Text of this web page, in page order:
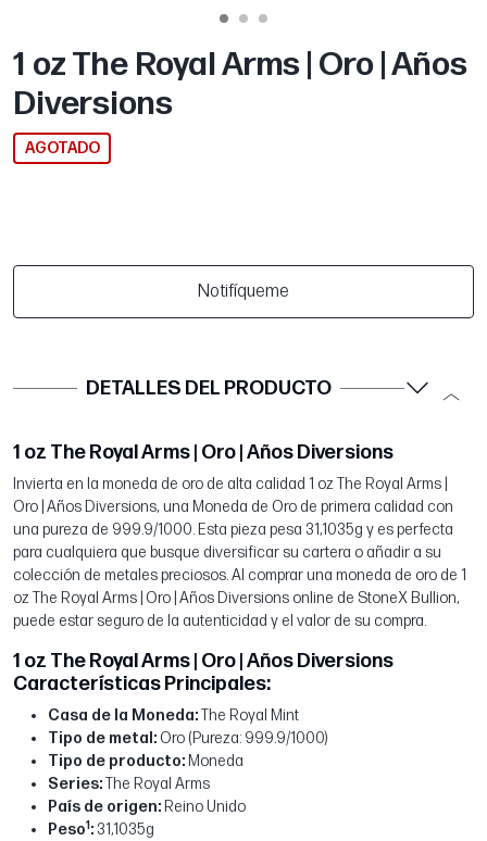
1 oz The Royal Arms | Oro | Años
Diversions
AGOTADO
Notifíqueme
DETALLES DEL PRODUCTO
1 oz The Royal Arms | Oro | Años Diversions
Invierta en la moneda de oro de alta calidad 1 oz The Royal Arms |
Oro | Años Diversions, una Moneda de Oro de primera calidad con
una pureza de 999.9/1000. Esta pieza pesa 31,1035g y es perfecta
para cualquiera que busque diversificar su cartera o añadir a su
colección de metales preciosos. Al comprar una moneda de oro de 1
oz The Royal Arms | Oro | Años Diversions online de StoneX Bullion,
puede estar seguro de la autenticidad y el valor de su compra.
1 oz The Royal Arms | Oro | Años Diversions
Características Principales:
Casa de la Moneda:The Royal Mint
Tipo de metal: Oro (Pureza: 999.9/1000)
Tipo de producto: Moneda
Series:The Royal Arms
País de origen: Reino Unido
Peso1: 31,1035g